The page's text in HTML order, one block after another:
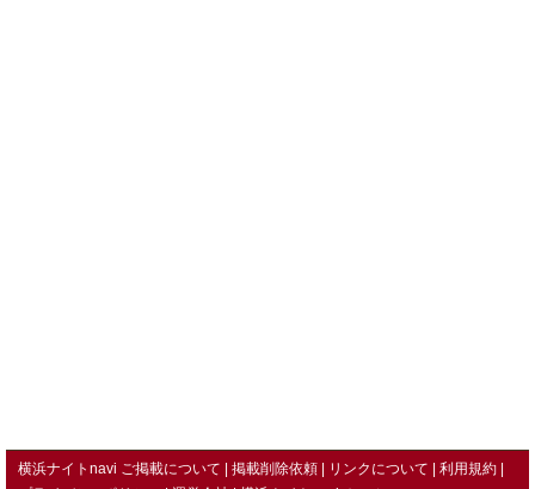
横浜ナイトnavi ご掲載について 掲載削除依頼 リンクについて
利用規約